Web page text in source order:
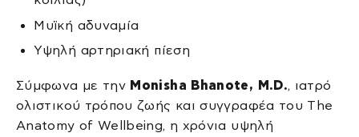
Μυϊκή αδυναμία
Υψηλή αρτηριακή πίεση
Σύμφωνα με την Monisha Bhanote, M.D., ιατρό
ολιστικού τρόπου ζωής και συγγραφέα του The
Anatomy of Wellbeing, η χρόνια υψηλή